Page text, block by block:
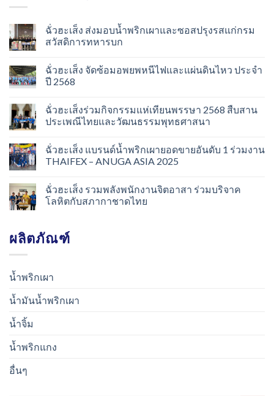
ฉั่วฮะเส็ง ส่งมอบน้ำพริกเผาและซอสปรุงรสแก่กรม
สวัสดิการทหารบก
ฉั่วฮะเส็ง จัดซ้อมอพยพหนีไฟและแผ่นดินไหว ประจำ
ปี 2568
ฉั่วฮะเส็งร่วมกิจกรรมแห่เทียนพรรษา 2568 สืบสาน
ประเพณีไทยและวัฒนธรรมพุทธศาสนา
ฉั่วฮะเส็ง แบรนด์น้ำพริกเผายอดขายอันดับ 1 ร่วมงาน
THAIFEX – ANUGA ASIA 2025
ฉั่วฮะเส็ง รวมพลังพนักงานจิตอาสา ร่วมบริจาค
โลหิตกับสภากาชาดไทย
ผลิตภัณฑ์
น้ำพริกเผา
น้ำมันน้ำพริกเผา
น้ำจิ้ม
น้ำพริกแกง
อื่นๆ